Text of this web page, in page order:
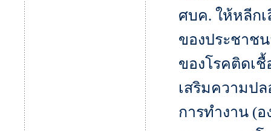
ศบค. ให้หลีก
ของประชาช
ของโรคติดเชื้
เสริมความป
การทำงาน (